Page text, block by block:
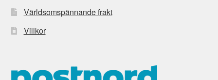
Världsomspännande frakt
Villkor